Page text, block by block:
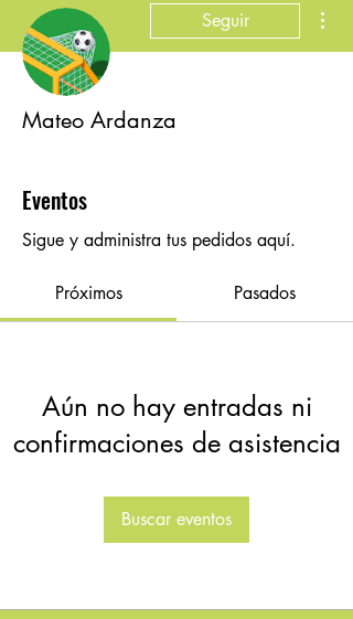
Seguir
Mateo Ardanza
Eventos
Sigue y administra tus pedidos aquí.
Próximos Pasados
Aún no hay entradas ni
confirmaciones de asistencia
Buscar eventos